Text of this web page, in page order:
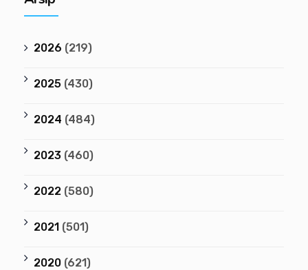
2026 (219)
2025 (430)
2024 (484)
2023 (460)
2022 (580)
2021 (501)
2020 (621)